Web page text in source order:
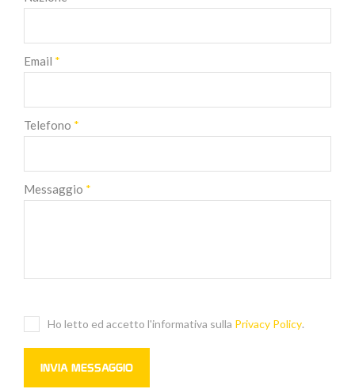
Email *
Telefono *
Messaggio *
Ho letto ed accetto l'informativa sulla Privacy Policy.